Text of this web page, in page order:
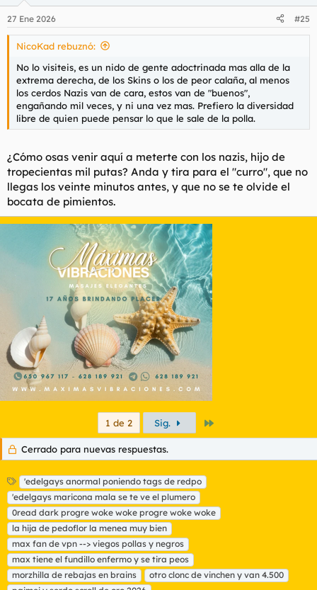
e
s
27 Ene 2026 #25
NicoKad rebuznó:
No lo visiteis, es un nido de gente adoctrinada mas alla de la
extrema derecha, de los Skins o los de peor calaña, al menos
los cerdos Nazis van de cara, estos van de "buenos",
engañando mil veces, y ni una vez mas. Prefiero la diversidad
libre de quien puede pensar lo que le sale de la polla.
¿Cómo osas venir aquí a meterte con los nazis, hijo de
tropecientas mil putas? Anda y tira para el "curro", que no
llegas los veinte minutos antes, y que no se te olvide el
bocata de pimientos.
1 de 2 Sig.
Cerrado para nuevas respuestas.
E
t
i
q
u
e
t
a
s
'edelgays anormal poniendo tags de redpo
'edelgays maricona mala se te ve el plumero
0read dark progre woke woke progre woke woke
la hija de pedoflor la menea muy bien
max fan de vpn --> viegos pollas y negros
max tiene el fundillo enfermo y se tira peos
morzhilla de rebajas en brains
otro clonc de vinchen y van 4.500